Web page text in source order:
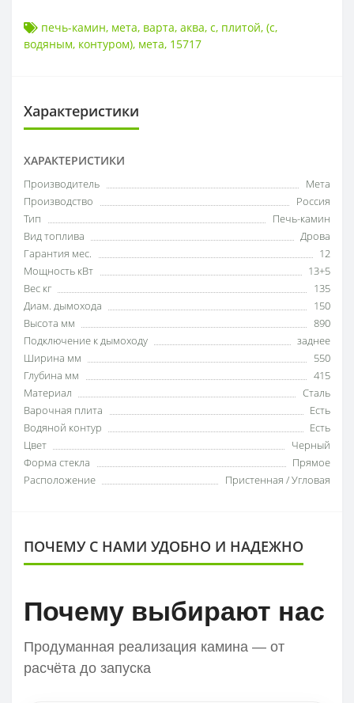
печь-камин, мета, варта, аква, с, плитой, (с,
водяным, контуром), мета, 15717
Характеристики
ХАРАКТЕРИСТИКИ
Производитель
Мета
Производство
Россия
Тип
Печь-камин
Вид топлива
Дрова
Гарантия мес.
12
Мощность кВт
13+5
Вес кг
135
Диам. дымохода
150
Высота мм
890
Подключение к дымоходу
заднее
Ширина мм
550
Глубина мм
415
Материал
Сталь
Варочная плита
Есть
Водяной контур
Есть
Цвет
Черный
Форма стекла
Прямое
Расположение
Пристенная / Угловая
ПОЧЕМУ С НАМИ УДОБНО И НАДЕЖНО
Почему выбирают нас
Продуманная реализация камина — от
расчёта до запуска